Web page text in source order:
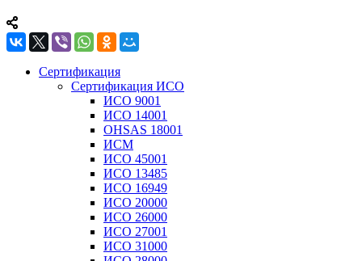
Сертификация
Сертификация ИСО
ИСО 9001
ИСО 14001
OHSAS 18001
ИСМ
ИСО 45001
ИСО 13485
ИСО 16949
ИСО 20000
ИСО 26000
ИСО 27001
ИСО 31000